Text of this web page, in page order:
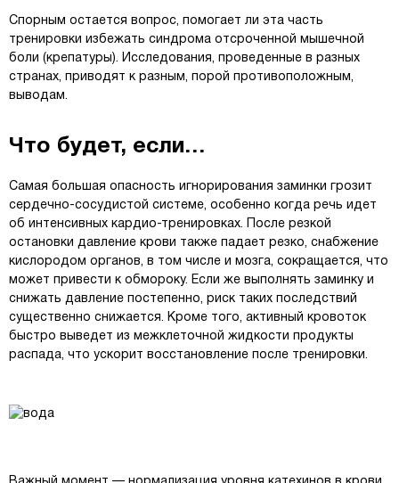
Спорным остается вопрос, помогает ли эта часть
тренировки избежать синдрома отсроченной мышечной
боли (крепатуры). Исследования, проведенные в разных
странах, приводят к разным, порой противоположным,
выводам.
Что будет, если…
Самая большая опасность игнорирования заминки грозит
сердечно-сосудистой системе, особенно когда речь идет
об интенсивных кардио-тренировках. После резкой
остановки давление крови также падает резко, снабжение
кислородом органов, в том числе и мозга, сокращается, что
может привести к обмороку. Если же выполнять заминку и
снижать давление постепенно, риск таких последствий
существенно снижается. Кроме того, активный кровоток
быстро выведет из межклеточной жидкости продукты
распада, что ускорит восстановление после тренировки.